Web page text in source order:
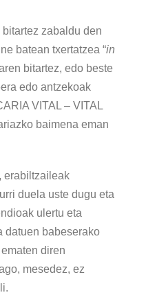
bitartez zabaldu den
batean txertatzea “in
bitartez, edo beste
edo antzekoak
VITAL – VITAL
baimena eman
erabiltzaileak
duela uste dugu eta
ulertu eta
datuen babeserako
diren
mesedez, ez